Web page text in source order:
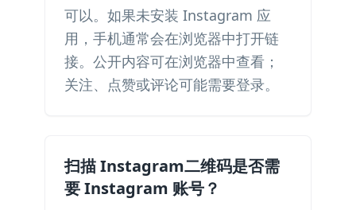
可以。如果未安装 Instagram 应
用，手机通常会在浏览器中打开链
接。公开内容可在浏览器中查看；
关注、点赞或评论可能需要登录。
扫描 Instagram二维码是否需
要 Instagram 账号？